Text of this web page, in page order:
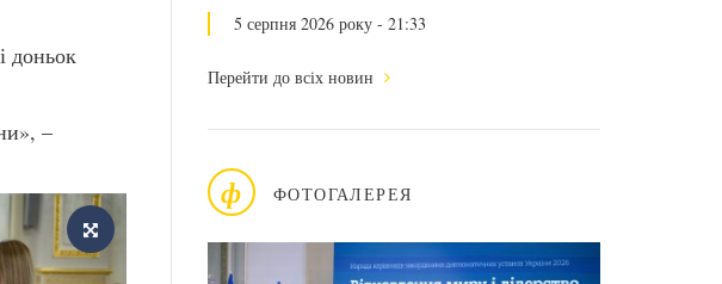
5 серпня 2026 року - 21:33
Перейти до всіх новин
ф ФОТОГАЛЕРЕЯ
доньок
–